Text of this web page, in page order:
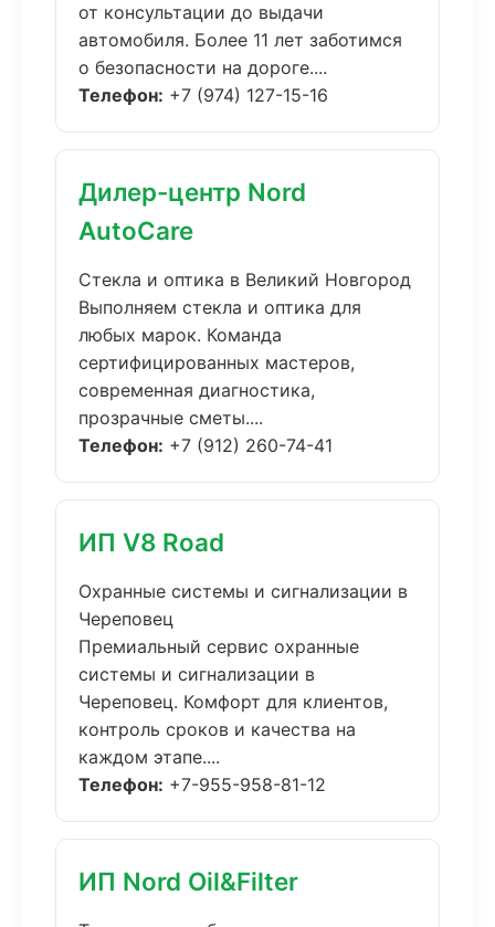
от консультации до выдачи
автомобиля. Более 11 лет заботимся
о безопасности на дороге....
Телефон: +7 (974) 127-15-16
Дилер-центр Nord
AutoCare
Стекла и оптика в Великий Новгород
Выполняем стекла и оптика для
любых марок. Команда
сертифицированных мастеров,
современная диагностика,
прозрачные сметы....
Телефон: +7 (912) 260-74-41
ИП V8 Road
Охранные системы и сигнализации в
Череповец
Премиальный сервис охранные
системы и сигнализации в
Череповец. Комфорт для клиентов,
контроль сроков и качества на
каждом этапе....
Телефон: +7-955-958-81-12
ИП Nord Oil&Filter